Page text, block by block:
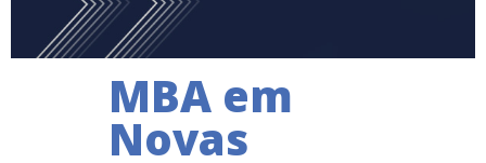
MBA em
Novas